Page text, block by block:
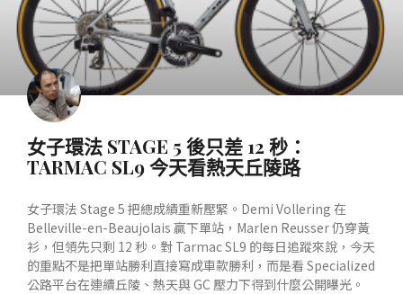
女子環法 STAGE 5 後只差 12 秒：
TARMAC SL9 今天看熱天丘陵路
女子環法 Stage 5 把總成績重新壓緊。Demi Vollering 在
Belleville-en-Beaujolais 贏下單站，Marlen Reusser 仍穿黃
衫，但領先只剩 12 秒。對 Tarmac SL9 的每日追蹤來說，今天
的重點不是把單站勝利直接寫成車款勝利，而是看 Specialized
公路平台在連續丘陵、熱天與 GC 壓力下得到什麼公開曝光。